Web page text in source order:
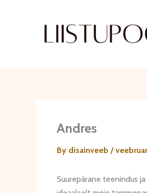
Andres
By disainveeb /
Suurepärane teenindus